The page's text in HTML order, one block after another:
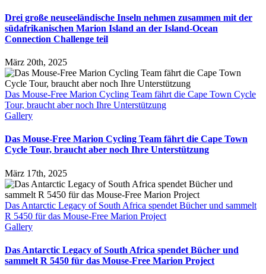
Drei große neuseeländische Inseln nehmen zusammen mit der
südafrikanischen Marion Island an der Island-Ocean
Connection Challenge teil
März 20th, 2025
Das Mouse-Free Marion Cycling Team fährt die Cape Town Cycle
Tour, braucht aber noch Ihre Unterstützung
Gallery
Das Mouse-Free Marion Cycling Team fährt die Cape Town
Cycle Tour, braucht aber noch Ihre Unterstützung
März 17th, 2025
Das Antarctic Legacy of South Africa spendet Bücher und sammelt
R 5450 für das Mouse-Free Marion Project
Gallery
Das Antarctic Legacy of South Africa spendet Bücher und
sammelt R 5450 für das Mouse-Free Marion Project